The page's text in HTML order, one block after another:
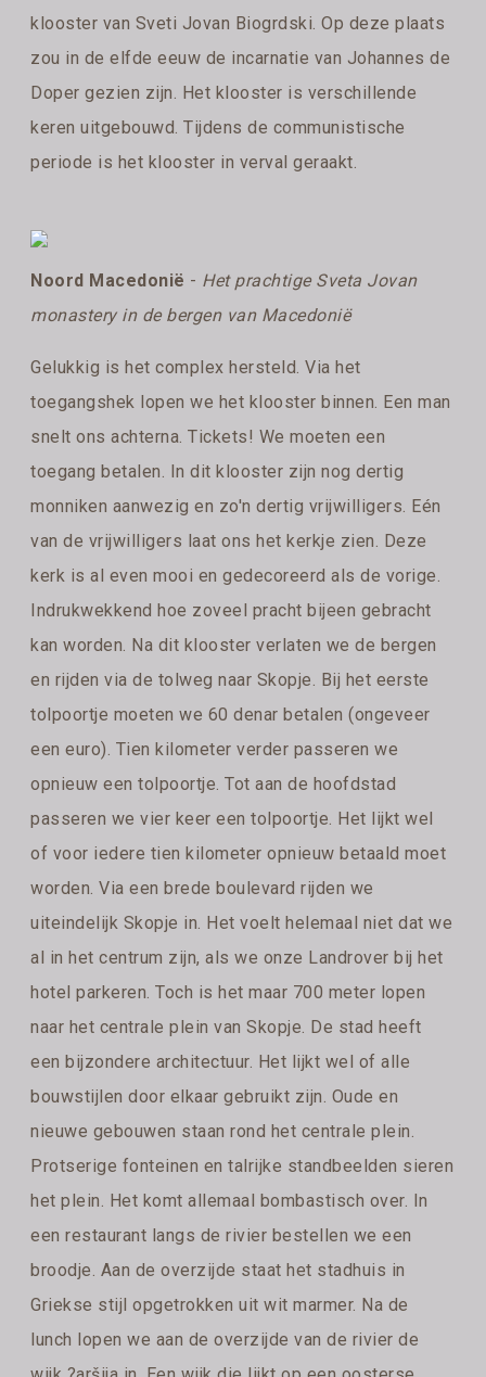
klooster van Sveti Jovan Biogrdski. Op deze plaats
zou in de elfde eeuw de incarnatie van Johannes de
Doper gezien zijn. Het klooster is verschillende
keren uitgebouwd. Tijdens de communistische
periode is het klooster in verval geraakt.
Noord Macedonië - Het prachtige Sveta Jovan
monastery in de bergen van Macedonië
Gelukkig is het complex hersteld. Via het
toegangshek lopen we het klooster binnen. Een man
snelt ons achterna. Tickets! We moeten een
toegang betalen. In dit klooster zijn nog dertig
monniken aanwezig en zo'n dertig vrijwilligers. Eén
van de vrijwilligers laat ons het kerkje zien. Deze
kerk is al even mooi en gedecoreerd als de vorige.
Indrukwekkend hoe zoveel pracht bijeen gebracht
kan worden. Na dit klooster verlaten we de bergen
en rijden via de tolweg naar Skopje. Bij het eerste
tolpoortje moeten we 60 denar betalen (ongeveer
een euro). Tien kilometer verder passeren we
opnieuw een tolpoortje. Tot aan de hoofdstad
passeren we vier keer een tolpoortje. Het lijkt wel
of voor iedere tien kilometer opnieuw betaald moet
worden. Via een brede boulevard rijden we
uiteindelijk Skopje in. Het voelt helemaal niet dat we
al in het centrum zijn, als we onze Landrover bij het
hotel parkeren. Toch is het maar 700 meter lopen
naar het centrale plein van Skopje. De stad heeft
een bijzondere architectuur. Het lijkt wel of alle
bouwstijlen door elkaar gebruikt zijn. Oude en
nieuwe gebouwen staan rond het centrale plein.
Protserige fonteinen en talrijke standbeelden sieren
het plein. Het komt allemaal bombastisch over. In
een restaurant langs de rivier bestellen we een
broodje. Aan de overzijde staat het stadhuis in
Griekse stijl opgetrokken uit wit marmer. Na de
lunch lopen we aan de overzijde van de rivier de